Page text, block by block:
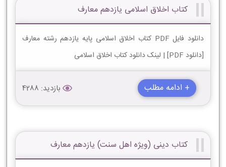
کتاب اخلاق اسلامی یازدهم معارف
دانلود فایل PDF کتاب اخلاق اسلامی پایه یازدهم رشته معارف
[دانلود PDF] | لینک دانلود کتاب اخلاق اسلامی
+ ادامه مطلب بازدید: 4288
کتاب دینی (ویژه اهل سنت) یازدهم معارف